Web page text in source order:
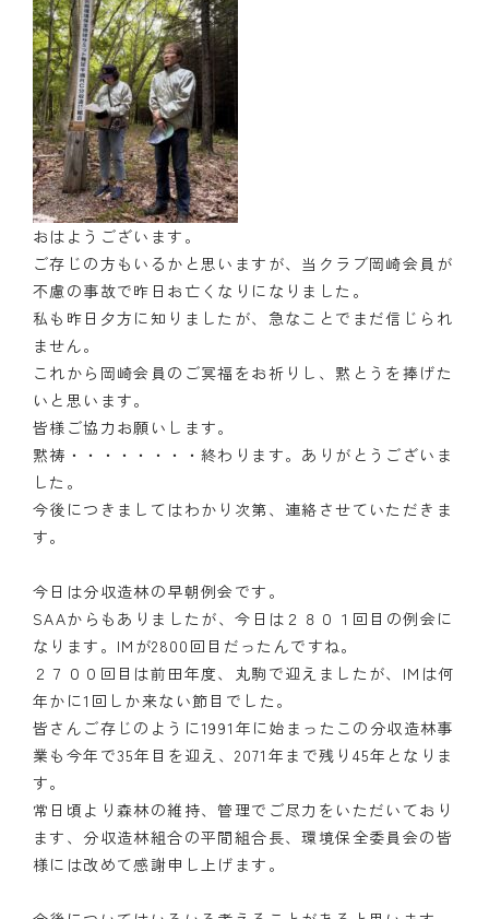
おはようございます。
ご存じの方もいるかと思いますが、当クラブ岡崎会員が
不慮の事故で昨日お亡くなりになりました。
私も昨日夕方に知りましたが、急なことでまだ信じられ
ません。
これから岡崎会員のご冥福をお祈りし、黙とうを捧げた
いと思います。
皆様ご協力お願いします。
黙祷・・・・・・・・終わります。ありがとうございま
した。
今後につきましてはわかり次第、連絡させていただきま
す。
今日は分収造林の早朝例会です。
SAAからもありましたが、今日は２８０１回目の例会に
なります。IMが2800回目だったんですね。
２７００回目は前田年度、丸駒で迎えましたが、IMは何
年かに1回しか来ない節目でした。
皆さんご存じのように1991年に始まったこの分収造林事
業も今年で35年目を迎え、2071年まで残り45年となりま
す。
常日頃より森林の維持、管理でご尽力をいただいており
ます、分収造林組合の平間組合長、環境保全委員会の皆
様には改めて感謝申し上げます。